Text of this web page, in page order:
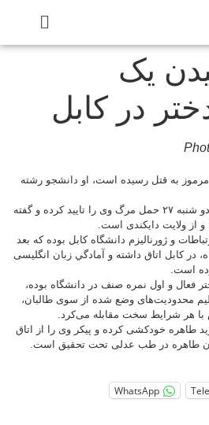
یک
در کابل
قتل رسیده است، او دانشجو رشته
فرخنده: منابع محلی صبح امروز دو شنبه ۲۷ حمل مرگ وی را تایید کرده و گفته
دایکندی است.
ژورنالیزم دانشگاه کابل بوده که بعد
اتاق داشته و آمادگي زبان انگلیسی
و اول نمره صنف در دانشگاه بوده،
وضع شده از سوی طالبان،
شرایط سخت مقابله می‌کرد.
خودکشی کرده و پیکر وی را از اتاق
در طب عدلی تحت تحقیق است.
WhatsApp